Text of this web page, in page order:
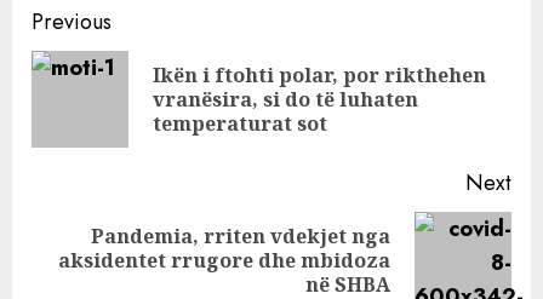
Shqipëri dhe
Ballkan
Continue
Reading
Previous
Ikën i ftohti polar, por rikthehen
vranësira, si do të luhaten
temperaturat sot
Next
Next
Pandemia, rriten vdekjet nga
aksidentet rrugore dhe mbidoza
në SHBA